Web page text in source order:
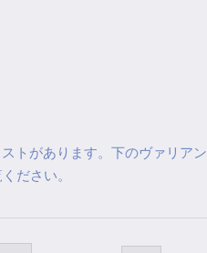
トがあります。下のヴァリアン
ださい。